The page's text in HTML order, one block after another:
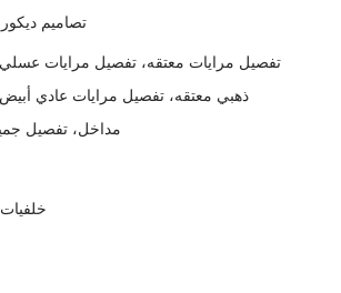
تصاميم
تفصيل مرايات معتقه، تفصيل مرايات
ذهبي معتقه، تفصيل مرايات عادي
مداخل، تفصيل